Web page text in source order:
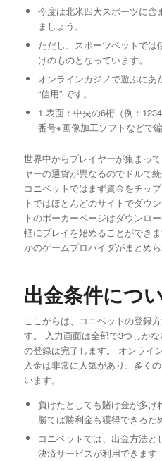
今度は北米四大スポーツに含
ましょう。
ただし、スポーツベットでは
けのものとなっています。
オンラインカジノで遊ぶに
“信用” です。
1.表面：中央の6桁（例：
番号※画像加工ソフトなどで
世界中からプレイヤーが集まっ
ヤーの通貨が異なるのでドルで
コニベットではまず資金をチッ
トではほとんどのサイトでダウ
トのポーカーページはダウンロ
軽にプレイを始めることができ
かのゲームプロバイダがまとめら
出金条件につ
ここからは、コニベットの登録
す。 入力画面は全部で3つしか
の登録は完了します。 オンライ
入金は非常に人気があり、多く
います。
負けたとしても賭け金が多け
勝てば勝利金も獲得できるた
コニベットでは、出金方法
決済サービスが利用できます